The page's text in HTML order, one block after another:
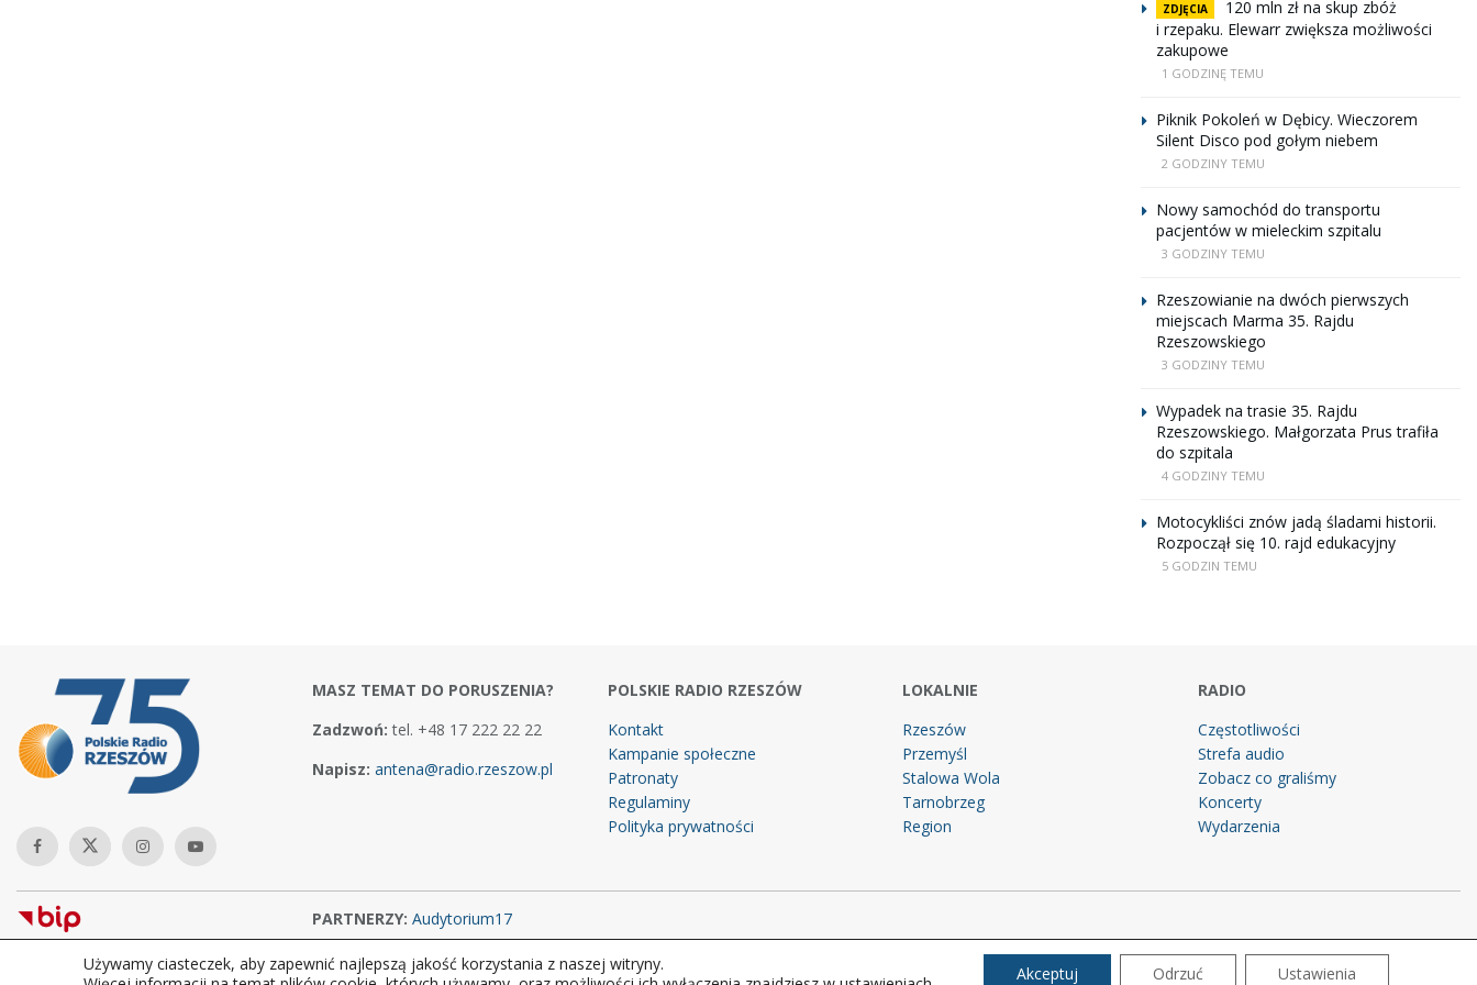
ZDJĘCIA
120 mln zł na skup zbóż
i rzepaku. Elewarr zwiększa możliwości
zakupowe
1 GODZINĘ TEMU
Piknik Pokoleń w Dębicy. Wieczorem
Silent Disco pod gołym niebem
2 GODZINY TEMU
Nowy samochód do transportu
pacjentów w mieleckim szpitalu
3 GODZINY TEMU
Rzeszowianie na dwóch pierwszych
miejscach Marma 35. Rajdu
Rzeszowskiego
3 GODZINY TEMU
Wypadek na trasie 35. Rajdu
Rzeszowskiego. Małgorzata Prus trafiła
do szpitala
4 GODZINY TEMU
Motocykliści znów jadą śladami historii.
Rozpoczął się 10. rajd edukacyjny
5 GODZIN TEMU
MASZ TEMAT DO PORUSZENIA?
Zadzwoń: tel. +48 17 222 22 22
Napisz: antena@radio.rzeszow.pl
POLSKIE RADIO RZESZÓW
Kontakt
Kampanie społeczne
Patronaty
Regulaminy
Polityka prywatności
LOKALNIE
Rzeszów
Przemyśl
Stalowa Wola
Tarnobrzeg
Region
RADIO
Częstotliwości
Strefa audio
Zobacz co graliśmy
Koncerty
Wydarzenia
PARTNERZY: Audytorium17
Copyright © 2026Polskie Radio Rzeszów S.A. w likwidacj. Wszelkie prawa zastrzeżone.
Używamy ciasteczek, aby zapewnić najlepszą jakość korzystania z naszej witryny.
Akceptuj Odrzuć Ustawienia